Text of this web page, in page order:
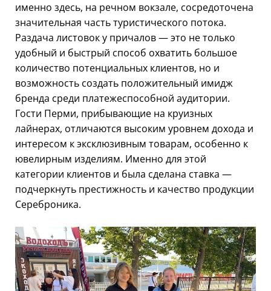
именно здесь, на речном вокзале, сосредоточена
значительная часть туристического потока.
Раздача листовок у причалов — это не только
удобный и быстрый способ охватить большое
количество потенциальных клиентов, но и
возможность создать положительный имидж
бренда среди платежеспособной аудитории.
Гости Перми, прибывающие на круизных
лайнерах, отличаются высоким уровнем дохода и
интересом к эксклюзивным товарам, особенно к
ювелирным изделиям. Именно для этой
категории клиентов и была сделана ставка —
подчеркнуть престижность и качество продукции
Сереброника.